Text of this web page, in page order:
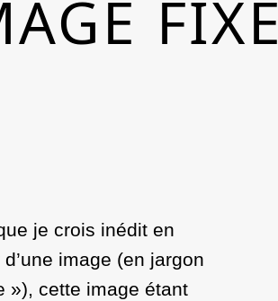
FIXE
je crois inédit en
image (en jargon
»), cette image étant